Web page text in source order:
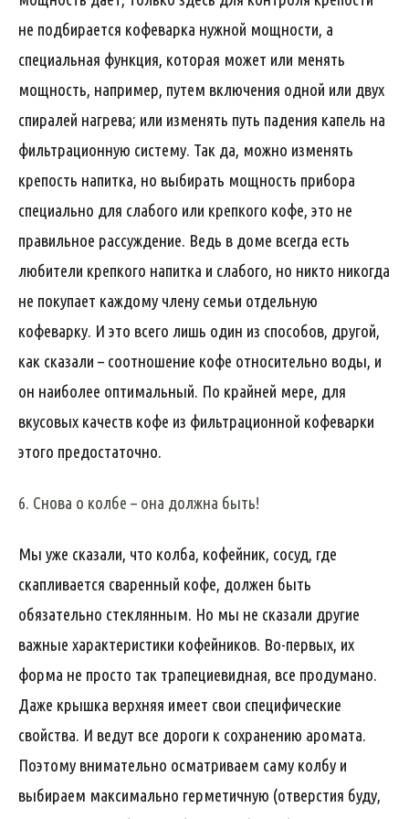
не подбирается кофеварка нужной мощности, а
специальная функция, которая может или менять
мощность, например, путем включения одной или двух
спиралей нагрева; или изменять путь падения капель на
фильтрационную систему. Так да, можно изменять
крепость напитка, но выбирать мощность прибора
специально для слабого или крепкого кофе, это не
правильное рассуждение. Ведь в доме всегда есть
любители крепкого напитка и слабого, но никто никогда
не покупает каждому члену семьи отдельную
кофеварку. И это всего лишь один из способов, другой,
как сказали – соотношение кофе относительно воды, и
он наиболее оптимальный. По крайней мере, для
вкусовых качеств кофе из фильтрационной кофеварки
этого предостаточно.
6. Снова о колбе – она должна быть!
Мы уже сказали, что колба, кофейник, сосуд, где
скапливается сваренный кофе, должен быть
обязательно стеклянным. Но мы не сказали другие
важные характеристики кофейников. Во-первых, их
форма не просто так трапециевидная, все продумано.
Даже крышка верхняя имеет свои специфические
свойства. И ведут все дороги к сохранению аромата.
Поэтому внимательно осматриваем саму колбу и
выбираем максимально герметичную (отверстия буду,